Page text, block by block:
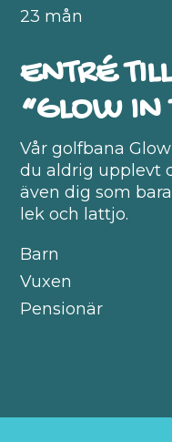
23 mån
ENTRÉ
“GLOW IN
Vår golfbana
du aldrig upplevt
även dig som
lek och lattjo.
Barn
Vuxen
Pensionär